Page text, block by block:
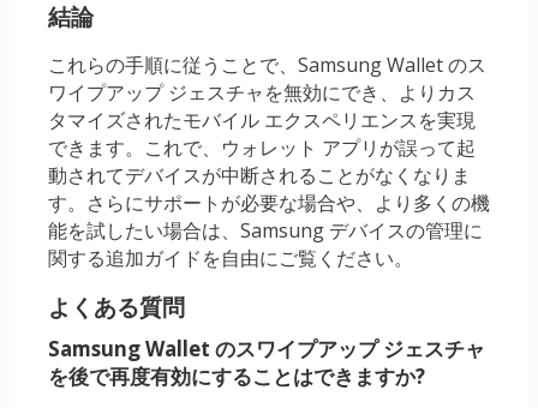
結論
これらの手順に従うことで、Samsung Wallet のス
ワイプアップ ジェスチャを無効にでき、よりカス
タマイズされたモバイル エクスペリエンスを実現
できます。これで、ウォレット アプリが誤って起
動されてデバイスが中断されることがなくなりま
す。さらにサポートが必要な場合や、より多くの機
能を試したい場合は、Samsung デバイスの管理に
関する追加ガイドを自由にご覧ください。
よくある質問
Samsung Wallet のスワイプアップ ジェスチャ
を後で再度有効にすることはできますか?